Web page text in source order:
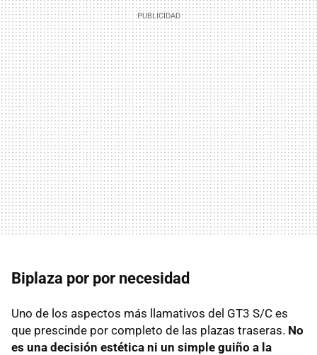
Biplaza por por necesidad
Uno de los aspectos más llamativos del GT3 S/C es
que prescinde por completo de las plazas traseras. No
es una decisión estética ni un simple guiño a la